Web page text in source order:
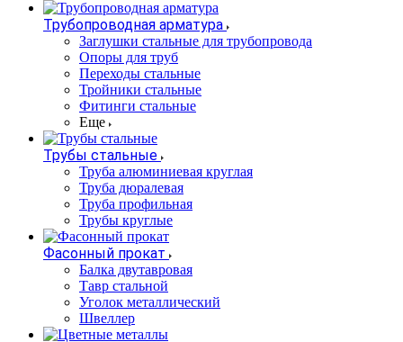
Трубопроводная арматура
Заглушки стальные для трубопровода
Опоры для труб
Переходы стальные
Тройники стальные
Фитинги стальные
Еще
Трубы стальные
Труба алюминиевая круглая
Труба дюралевая
Труба профильная
Трубы круглые
Фасонный прокат
Балка двутавровая
Тавр стальной
Уголок металлический
Швеллер